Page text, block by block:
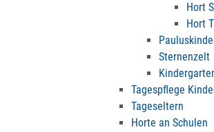
Hort
Hort
Sternenzelt
Tagespflege
Tageseltern
Horte an Schulen